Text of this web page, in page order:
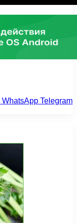
WhatsApp Telegram